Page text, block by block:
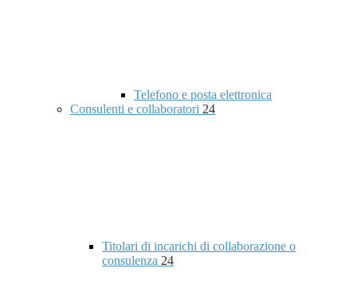
Telefono e posta elettronica
Consulenti e collaboratori 24
Titolari di incarichi di collaborazione o
consulenza 24